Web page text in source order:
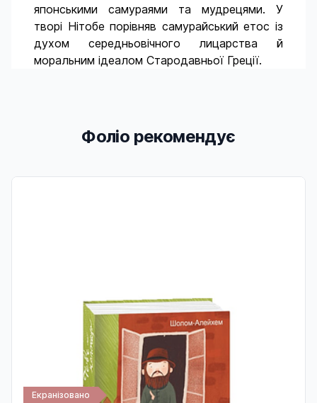
японськими самураями та мудрецями. У
творі Нітобе порівняв самурайський етос із
духом середньовічного лицарства й
моральним ідеалом Стародавньої Греції.
Фоліо рекомендує
Екранізовано